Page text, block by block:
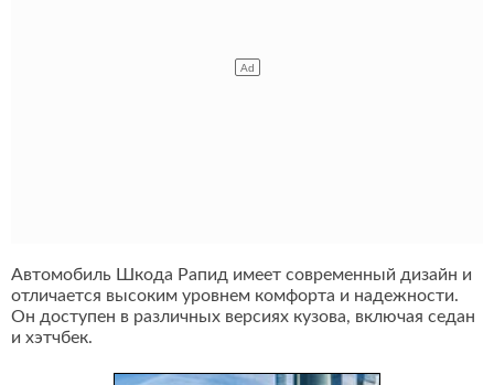
Автомобиль Шкода Рапид имеет современный дизайн и
отличается высоким уровнем комфорта и надежности.
Он доступен в различных версиях кузова, включая седан
и хэтчбек.